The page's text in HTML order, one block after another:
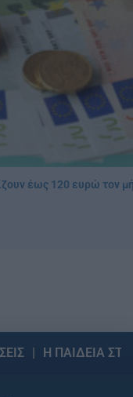
έως 120 ευρώ τον
Η ΠΑΙΔΕΙΑ